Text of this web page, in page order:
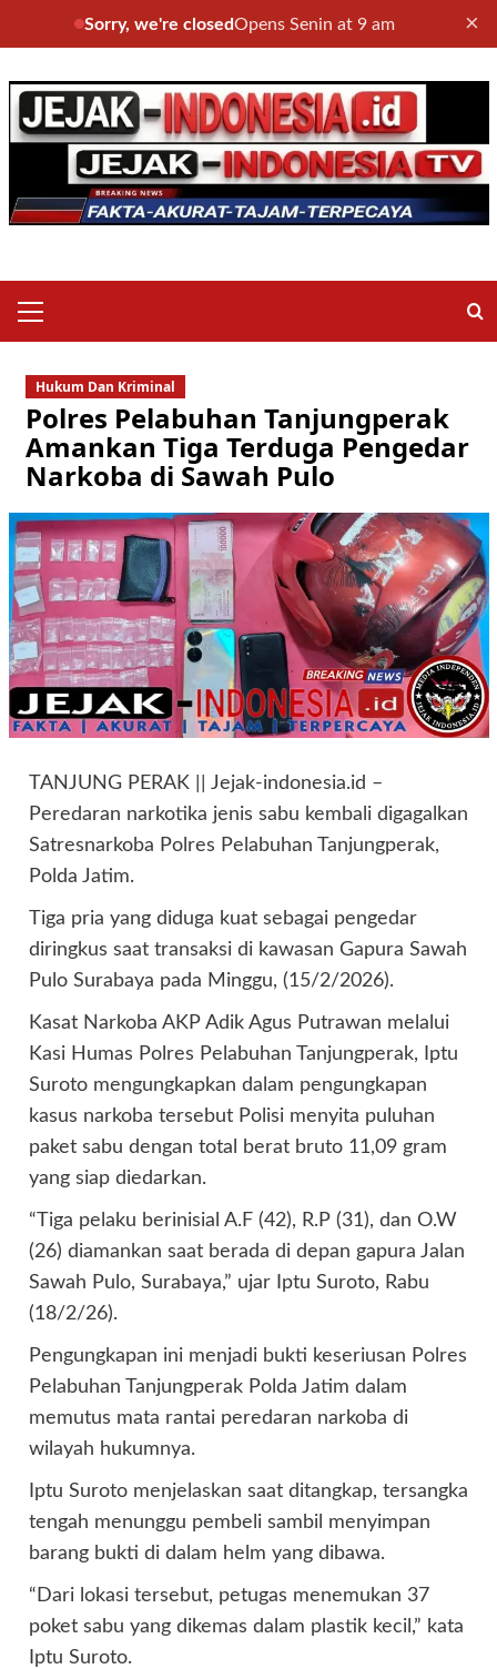
Sorry, we're closedOpens Senin at 9 am ×
to
content
Menu
Hukum Dan Kriminal
Polres Pelabuhan Tanjungperak
Amankan Tiga Terduga Pengedar
Narkoba di Sawah Pulo
TANJUNG PERAK || Jejak-indonesia.id –
Peredaran narkotika jenis sabu kembali digagalkan
Satresnarkoba Polres Pelabuhan Tanjungperak,
Polda Jatim.
Tiga pria yang diduga kuat sebagai pengedar
diringkus saat transaksi di kawasan Gapura Sawah
Pulo Surabaya pada Minggu, (15/2/2026).
Kasat Narkoba AKP Adik Agus Putrawan melalui
Kasi Humas Polres Pelabuhan Tanjungperak, Iptu
Suroto mengungkapkan dalam pengungkapan
kasus narkoba tersebut Polisi menyita puluhan
paket sabu dengan total berat bruto 11,09 gram
yang siap diedarkan.
“Tiga pelaku berinisial A.F (42), R.P (31), dan O.W
(26) diamankan saat berada di depan gapura Jalan
Sawah Pulo, Surabaya,” ujar Iptu Suroto, Rabu
(18/2/26).
Pengungkapan ini menjadi bukti keseriusan Polres
Pelabuhan Tanjungperak Polda Jatim dalam
memutus mata rantai peredaran narkoba di
wilayah hukumnya.
Iptu Suroto menjelaskan saat ditangkap, tersangka
tengah menunggu pembeli sambil menyimpan
barang bukti di dalam helm yang dibawa.
“Dari lokasi tersebut, petugas menemukan 37
poket sabu yang dikemas dalam plastik kecil,” kata
Iptu Suroto.